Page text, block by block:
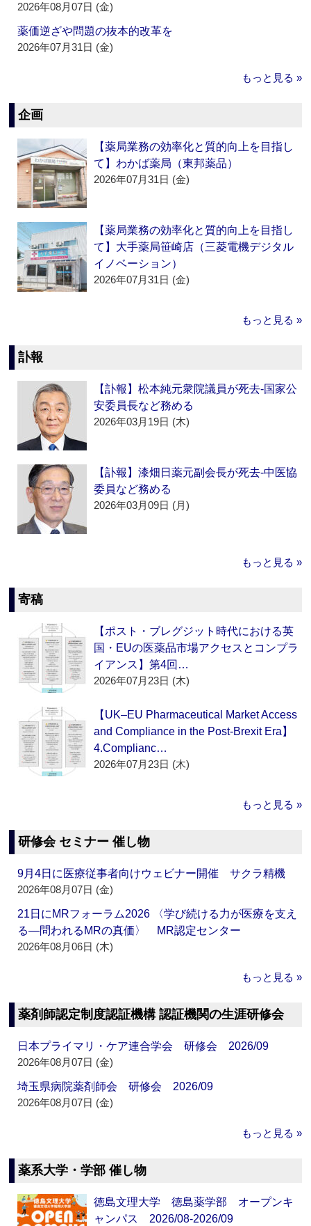
2026年08月07日 (金)
薬価逆ざや問題の抜本的改革を
2026年07月31日 (金)
もっと見る »
企画
【薬局業務の効率化と質的向上を目指し
て】わかば薬局（東邦薬品）
2026年07月31日 (金)
【薬局業務の効率化と質的向上を目指し
て】大手薬局笹崎店（三菱電機デジタル
イノベーション）
2026年07月31日 (金)
もっと見る »
訃報
【訃報】松本純元衆院議員が死去‐国家公
安委員長など務める
2026年03月19日 (木)
【訃報】漆畑日薬元副会長が死去‐中医協
委員など務める
2026年03月09日 (月)
もっと見る »
寄稿
【ポスト・ブレグジット時代における英
国・EUの医薬品市場アクセスとコンプラ
イアンス】第4回…
2026年07月23日 (木)
【UK–EU Pharmaceutical Market Access
and Compliance in the Post-Brexit Era】
4.Complianc…
2026年07月23日 (木)
もっと見る »
研修会 セミナー 催し物
9月4日に医療従事者向けウェビナー開催 サクラ精機
2026年08月07日 (金)
21日にMRフォーラム2026 〈学び続ける力が医療を支え
る―問われるMRの真価〉 MR認定センター
2026年08月06日 (木)
もっと見る »
薬剤師認定制度認証機構 認証機関の生涯研修会
日本プライマリ・ケア連合学会 研修会 2026/09
2026年08月07日 (金)
埼玉県病院薬剤師会 研修会 2026/09
2026年08月07日 (金)
もっと見る »
薬系大学・学部 催し物
徳島文理大学 徳島薬学部 オープンキ
ャンパス 2026/08-2026/09